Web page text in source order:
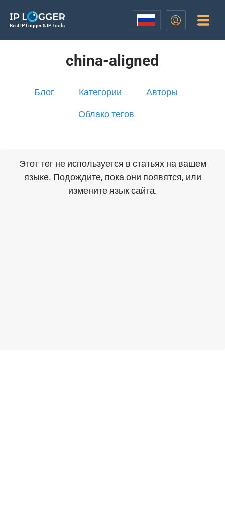
Best IP Logger & IP Tools
china-aligned
Блог Категории Авторы
Облако тегов